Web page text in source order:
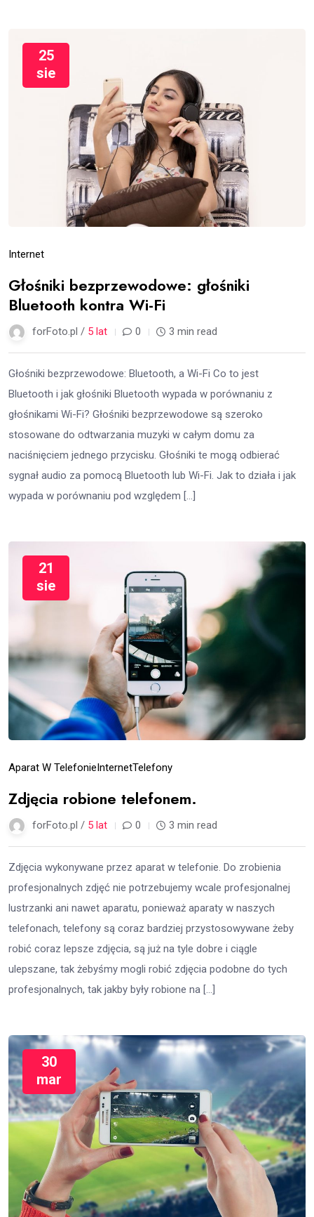
25
sie
Internet
Głośniki bezprzewodowe: głośniki
Bluetooth kontra Wi-Fi
forFoto.pl / 5 lat 0 3 min read
Głośniki bezprzewodowe: Bluetooth, a Wi-Fi Co to jest
Bluetooth i jak głośniki Bluetooth wypada w porównaniu z
głośnikami Wi-Fi? Głośniki bezprzewodowe są szeroko
stosowane do odtwarzania muzyki w całym domu za
naciśnięciem jednego przycisku. Głośniki te mogą odbierać
sygnał audio za pomocą Bluetooth lub Wi-Fi. Jak to działa i jak
wypada w porównaniu pod względem […]
21
sie
Aparat W TelefonieInternetTelefony
Zdjęcia robione telefonem.
forFoto.pl / 5 lat 0 3 min read
Zdjęcia wykonywane przez aparat w telefonie. Do zrobienia
profesjonalnych zdjęć nie potrzebujemy wcale profesjonalnej
lustrzanki ani nawet aparatu, ponieważ aparaty w naszych
telefonach, telefony są coraz bardziej przystosowywane żeby
robić coraz lepsze zdjęcia, są już na tyle dobre i ciągle
ulepszane, tak żebyśmy mogli robić zdjęcia podobne do tych
profesjonalnych, tak jakby były robione na […]
30
mar